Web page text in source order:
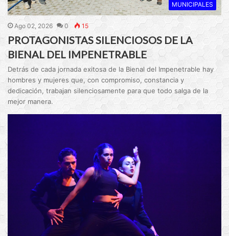
MUNICIPALES
Ago 02, 2026 0 15
PROTAGONISTAS SILENCIOSOS DE LA
BIENAL DEL IMPENETRABLE
Detrás de cada jornada exitosa de la Bienal del Impenetrable hay
hombres y mujeres que, con compromiso, constancia y
dedicación, trabajan silenciosamente para que todo salga de la
mejor manera.